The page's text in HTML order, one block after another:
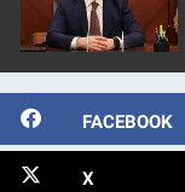
FACEBOOK
X